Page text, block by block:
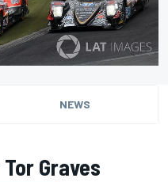
NEWS
Graves